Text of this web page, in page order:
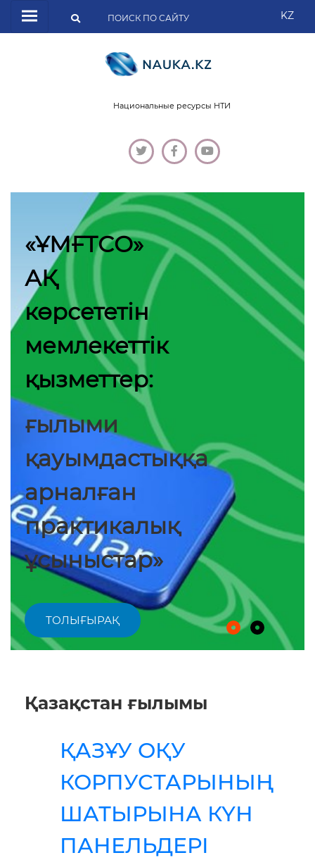
KZ
Национальные ресурсы НТИ
«ҰМҒТСО»
АҚ
көрсететін
мемлекеттік
қызметтер:
ғылыми
қауымдастыққа
арналған
практикалық
ұсыныстар»
ТОЛЫҒЫРАҚ
Қазақстан ғылымы
ҚАЗҰУ ОҚУ
КОРПУСТАРЫНЫҢ
ШАТЫРЫНА КҮН
ПАНЕЛЬДЕРІ